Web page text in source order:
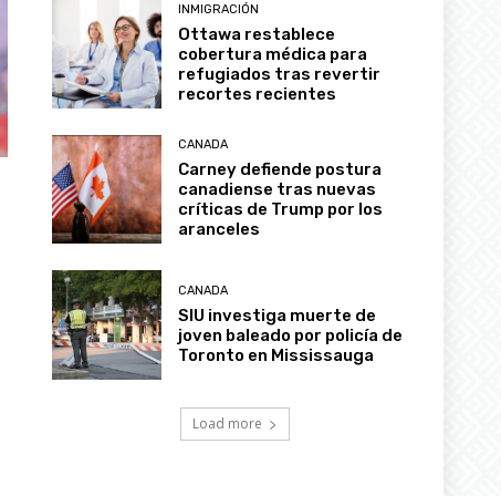
INMIGRACIÓN
Ottawa restablece
cobertura médica para
refugiados tras revertir
recortes recientes
CANADA
Carney defiende postura
canadiense tras nuevas
críticas de Trump por los
aranceles
CANADA
SIU investiga muerte de
joven baleado por policía de
Toronto en Mississauga
Load more